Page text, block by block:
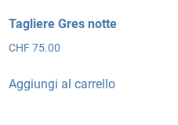
Tagliere Gres notte
CHF75.00
Aggiungi al carrello